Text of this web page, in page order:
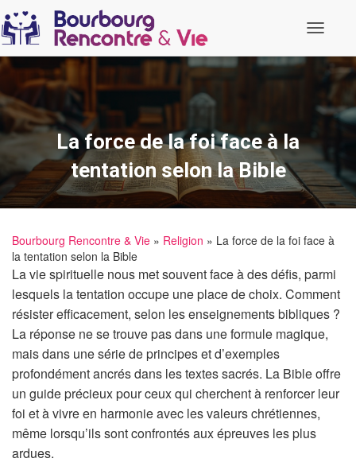
r
e
m
e
r
n
v
i
g
a
t
i
La force de la foi face à la
tentation selon la Bible
Bourbourg Rencontre & Vie » Religion » La force de la foi face à
la tentation selon la Bible
La vie spirituelle nous met souvent face à des défis, parmi
lesquels la tentation occupe une place de choix. Comment
résister efficacement, selon les enseignements bibliques ?
La réponse ne se trouve pas dans une formule magique,
mais dans une série de principes et d’exemples
profondément ancrés dans les textes sacrés. La Bible offre
un guide précieux pour ceux qui cherchent à renforcer leur
foi et à vivre en harmonie avec les valeurs chrétiennes,
même lorsqu’ils sont confrontés aux épreuves les plus
ardues.